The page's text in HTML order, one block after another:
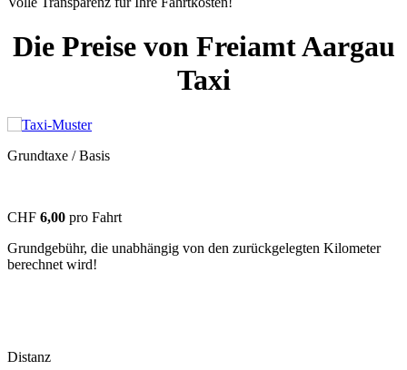
Die Preise von Freiamt Aargau
Taxi
Grundtaxe / Basis
CHF 6,00 pro Fahrt
Grundgebühr, die unabhängig von den zurückgelegten Kilometer
berechnet wird!
Distanz